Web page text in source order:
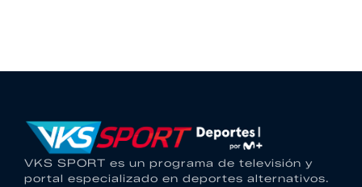
VKS SPORT es un programa de televisión y
portal especializado en deportes alternativos.